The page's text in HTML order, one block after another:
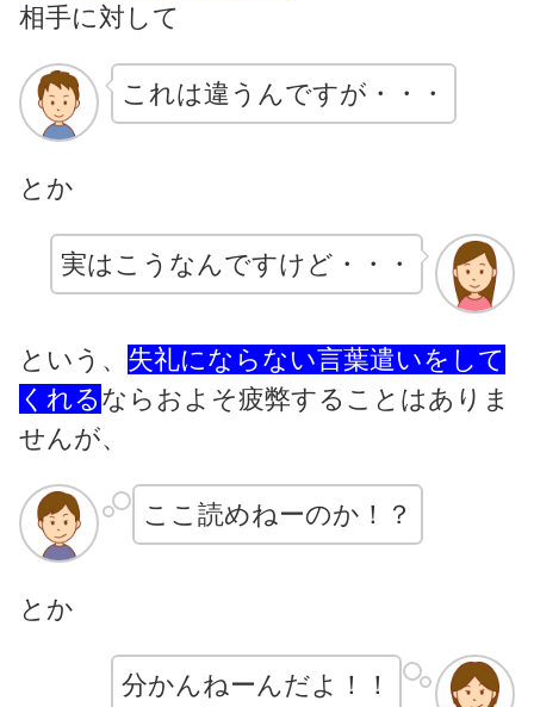
相手に対して
これは違うんですが・・・
とか
実はこうなんですけど・・・
という、 失礼にならない言葉遣いをして
くれる ならおよそ疲弊することはありま
せんが、
ここ読めねーのか！？
とか
分かんねーんだよ！！